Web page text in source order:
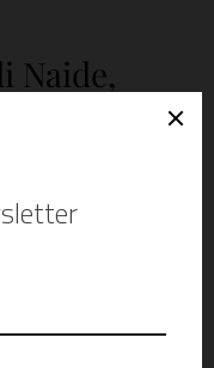
Naide,
per l'esper…